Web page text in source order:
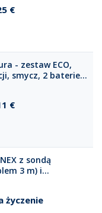
€
smycz, 2 baterie
€
z sondą
3 m) i
życzenie